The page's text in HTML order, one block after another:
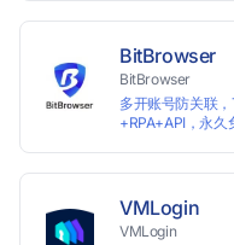
BitBrowser
BitBrowser
多开账号防关联
+RPA+API，永久
VMLogin
VMLogin